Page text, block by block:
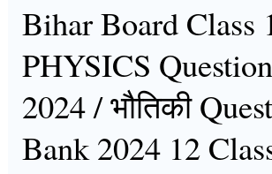
Bihar Board Class
PHYSICS
2024 / भौतिकी
Bank 2024 12
Question
2024
12